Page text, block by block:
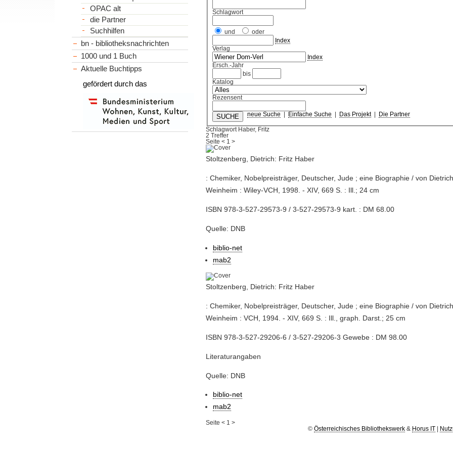
Schlagwort
und
oder
Index
Verlag
Index
Ersch.-Jahr
bis
Katalog
Rezensent
neue Suche Einfache Suche Das Projekt| Die Partner
Schlagwort Haber, Fritz
2 Treffer
Seite< 1 >
Stoltzenberg, Dietrich: Fritz Haber
: Chemiker, Nobelpreisträger, Deutscher, Jude ; eine Biographie / von
Weinheim : Wiley-VCH, 1998. - XIV, 669 S. : Ill.; 24 cm
ISBN 978-3-527-29573-9 / 3-527-29573-9 kart. : DM 68.00
Quelle: DNB
biblio-net
mab2
Stoltzenberg, Dietrich: Fritz Haber
: Chemiker, Nobelpreisträger, Deutscher, Jude ; eine Biographie / von
Weinheim : VCH, 1994. - XIV, 669 S. : Ill., graph. Darst.; 25 cm
ISBN 978-3-527-29206-6 / 3-527-29206-3 Gewebe : DM 98.00
Literaturangaben
Quelle: DNB
biblio-net
mab2
Seite< 1 >
© Österreichisches Bibliothekswerk& Horus IT
OPAC alt
die Partner
Suchhilfen
bn - bibliotheksnachrichten
1000 und 1 Buch
Aktuelle Buchtipps
gefördert durch das